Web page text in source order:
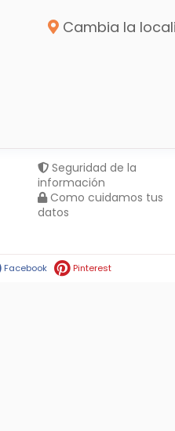
Cambia la
Seguridad de la
información
Como cuidamos tus
datos
Facebook Pinterest